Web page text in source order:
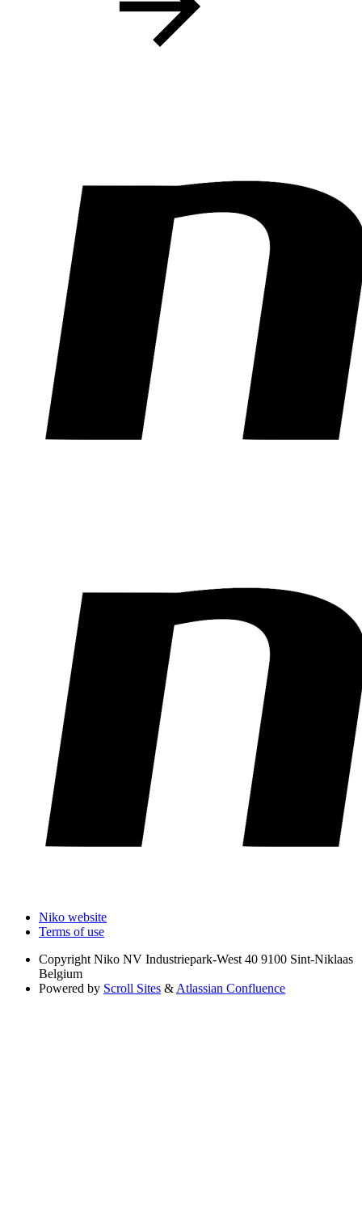
Niko website
Terms of use
Copyright Niko NV Industriepark-West 40 9100 Sint-Niklaas
Belgium
Powered by Scroll Sites & Atlassian Confluence